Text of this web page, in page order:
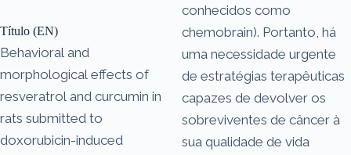
Título (EN)
Behavioral and
morphological effects of
resveratrol and curcumin in
rats submitted to
doxorubicin-induced
conhecidos como
chemobrain). Portanto, há
uma necessidade urgente
de estratégias terapêuticas
capazes de devolver os
sobreviventes de câncer à
sua qualidade de vida